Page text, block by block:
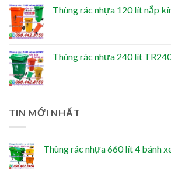
Thùng rác nhựa 120 lít nắp
Thùng rác nhựa 240 lít
TIN MỚI NHẤT
Thùng rác nhựa 660 lít 4 bánh